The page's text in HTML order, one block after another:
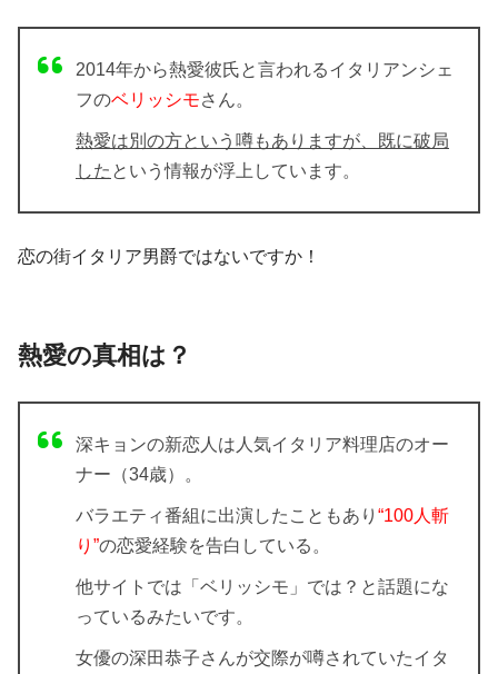
2014年から熱愛彼氏と言われるイタリアンシェ
フのベリッシモさん。
熱愛は別の方という噂もありますが、既に破局
した という情報が浮上しています。
恋の街イタリア男爵ではないですか！
熱愛の真相は？
深キョンの新恋人は人気イタリア料理店のオー
ナー（34歳）。
バラエティ番組に出演したこともあり “100人斬
り”の恋愛経験を告白している。
他サイトでは「ベリッシモ」では？と話題にな
っているみたいです。
女優の深田恭子さんが交際が噂されていたイタ